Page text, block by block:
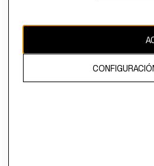
El contenido de esta página web está
propiedad de H&M Hennes & Mauritz